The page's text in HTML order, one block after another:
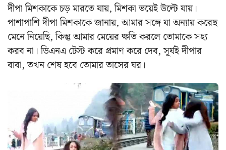
দীপা মিশকাকে চড় মারতে যায়, মিশকা ভয়েই উল্টে যায়।
পাশাপাশি দীপা মিশকাকে জানায়, আমার সঙ্গে যা অন্যায় করেছ
মেনে নিয়েছি, কিন্তু আমার মেয়ের ক্ষতি করলে তোমাকে সহ্য
করব না। ডিএনএ টেস্ট করে প্রমাণ করে দেব, সূর্যই দীপার
বাবা, তখন শেষ হবে তোমার তাসের ঘর।